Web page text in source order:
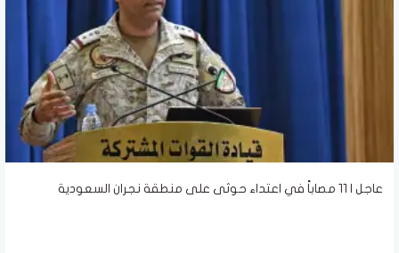
عاجل | 11 مصاباً في اعتداء حوثى على منطقة نجران السعودية